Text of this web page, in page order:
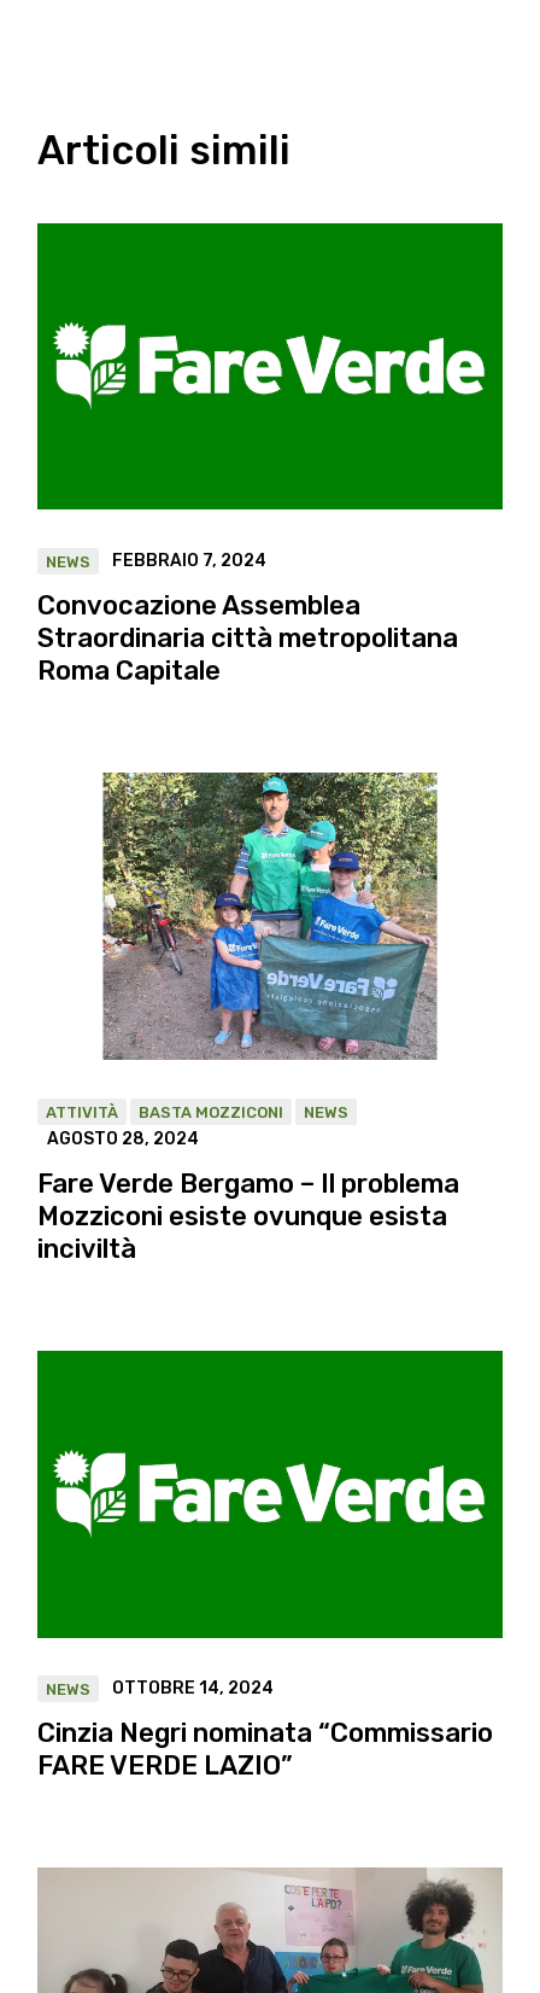
Articoli simili
NEWS FEBBRAIO 7, 2024
Convocazione Assemblea
Straordinaria città metropolitana
Roma Capitale
ATTIVITÀ BASTA MOZZICONI NEWS
AGOSTO 28, 2024
Fare Verde Bergamo – Il problema
Mozziconi esiste ovunque esista
inciviltà
NEWS OTTOBRE 14, 2024
Cinzia Negri nominata “Commissario
FARE VERDE LAZIO”